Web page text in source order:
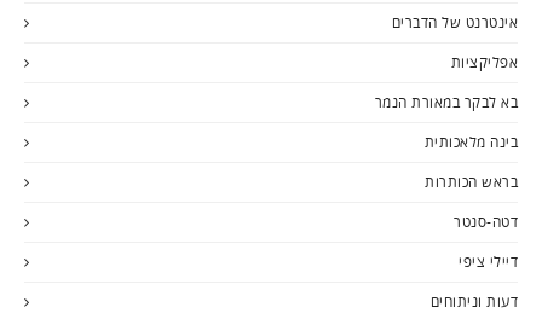
אינטרנט של הדברים
אפליקציות
בא לבקר במאורת הנמר
בינה מלאכותית
בראש הכותרות
דטה-סנטר
דיילי ציפי
דעות וניתוחים